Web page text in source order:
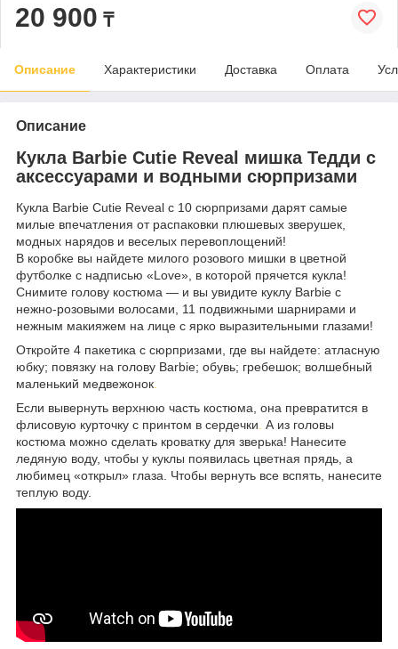
20 900 ₸
Описание Характеристики Доставка Оплата
Описание
Кукла Barbie Cutie Reveal мишка Тедди с
аксессуарами и водными сюрпризами
Кукла Barbie Cutie Reveal с 10 сюрпризами дарят самые
милые впечатления от распаковки плюшевых зверушек,
модных нарядов и веселых перевоплощений!
В коробке вы найдете милого розового мишки в цветной
футболке с надписью «Love», в которой прячется кукла!
Снимите голову костюма — и вы увидите куклу Barbie с
нежно-розовыми волосами, 11 подвижными шарнирами и
нежным макияжем на лице с ярко выразительными глазами!
Откройте 4 пакетика с сюрпризами, где вы найдете: атласную
юбку; повязку на голову Barbie; обувь; гребешок; волшебный
маленький медвежонок.
Если вывернуть верхнюю часть костюма, она превратится в
флисовую курточку с принтом в сердечки. А из головы
костюма можно сделать кроватку для зверька! Нанесите
ледяную воду, чтобы у куклы появилась цветная прядь, а
любимец «открыл» глаза. Чтобы вернуть все вспять, нанесите
теплую воду.